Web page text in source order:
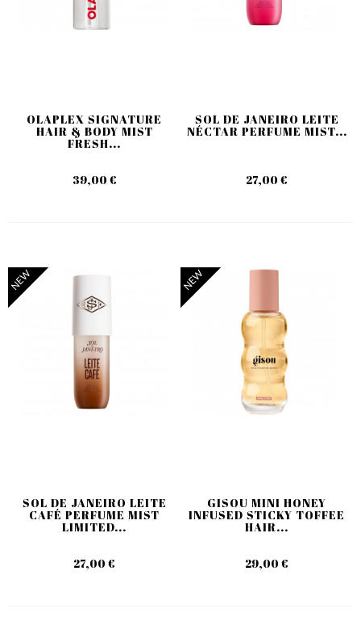
OLAPLEX SIGNATURE
HAIR & BODY MIST
FRESH...
39,00 €
SOL DE JANEIRO LEITE
NÉCTAR PERFUME MIST...
27,00 €
NEW
SOL DE JANEIRO LEITE
CAFÉ PERFUME MIST
LIMITED...
27,00 €
NEW
GISOU MINI HONEY
INFUSED STICKY TOFFEE
HAIR...
29,00 €